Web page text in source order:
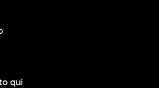
qui